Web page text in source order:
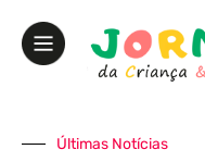
Últimas Notícias